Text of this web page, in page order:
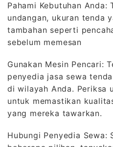
Pahami Kebutuhan Anda:
undangan, ukuran tenda
tambahan seperti
sebelum memesan
Gunakan Mesin Pencari:
penyedia jasa sewa
di wilayah Anda. Periksa
untuk memastikan
yang mereka tawarkan.
Hubungi Penyedia Sewa: